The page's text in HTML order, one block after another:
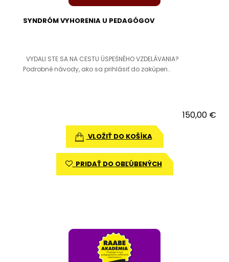
SYNDRÓM VYHORENIA U PEDAGÓGOV
VYDALI STE SA NA CESTU ÚSPEŠNÉHO VZDELÁVANIA?
Podrobné návody, ako sa prihlásiť do zakúpen..
150,00 €
VLOŽIŤ DO KOŠÍKA
PRIDAŤ DO OBĽÚBENÝCH